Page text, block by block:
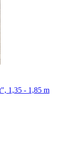
1,35 - 1,85 m